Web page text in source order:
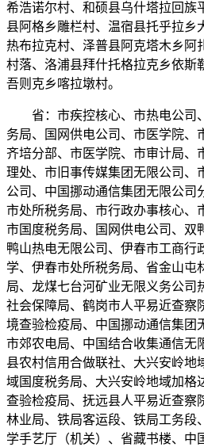
希浩诺尔村、和硕县乌什塔拉回族
县阿格乡雕栏村、温宿县托乎拉乡
热布拉克村、泽普县阿克塔木乡阿
村落、洛浦县拜什托格拉克乡依斯
吾则克乡喀拉墩村。
省：市疾控核心、市热电公司
务局、国网供电公司、市医学院、
齐培分部、市医学院、市审计局、
理处、市旧事传媒集团无限公司、
公司、中国挪动通信集团无限公司
市处所税务局、市行政办事核心、
市国度税务局、国网供电公司、双
鸭山热电无限公司、伊春市工商行
学、伊春市处所税务局、省金山屯
局、龙煤七台河矿业无限义务公司
社会保障局、鹤岗市人平易近查察
境查验检疫局、中国挪动通信集团
市郊农电局、中国结合收集通信无
县农村信用合做联社、大兴安岭地
域国度税务局、大兴安岭地域加格
查验检疫局、抚远县人平易近查察
林业局、铁局客运段、铁局工务段
学手艺厅（机关）、省藏书楼、中